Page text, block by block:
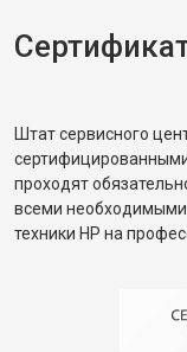
Штат сервисного
проходят
всеми
техники HP на